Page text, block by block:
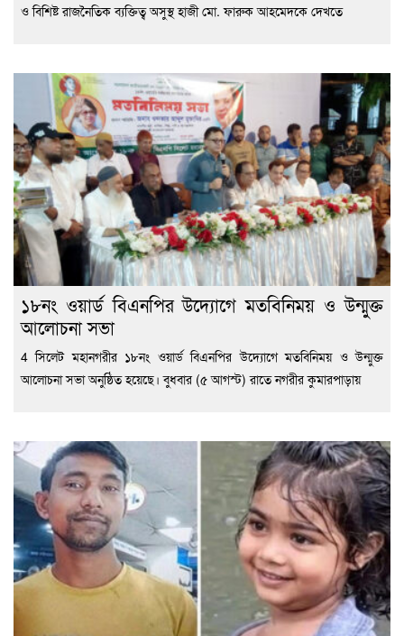
ও বিশিষ্ট রাজনৈতিক ব্যক্তিত্ব অসুস্থ হাজী মো. ফারুক আহমেদকে দেখতে
১৮নং ওয়ার্ড বিএনপির উদ্যোগে মতবিনিময় ও উন্মুক্ত
আলোচনা সভা
4 সিলেট মহানগরীর ১৮নং ওয়ার্ড বিএনপির উদ্যোগে মতবিনিময় ও উন্মুক্ত
আলোচনা সভা অনুষ্ঠিত হয়েছে। বুধবার (৫ আগস্ট) রাতে নগরীর কুমারপাড়ায়